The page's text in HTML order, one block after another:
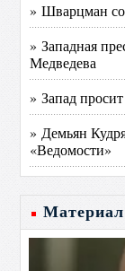
» Шварцман
» Западная
Медведева
» Запад
» Демьян
«Ведомости»
Материал